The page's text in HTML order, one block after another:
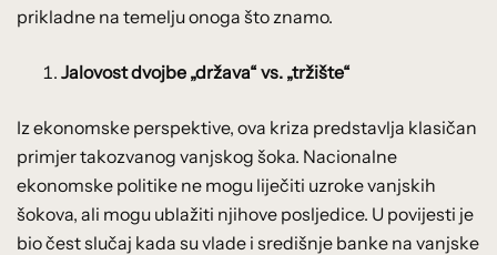
prikladne na temelju onoga što znamo.
Jalovost dvojbe „država“ vs. „tržište“
Iz ekonomske perspektive, ova kriza predstavlja klasičan
primjer takozvanog vanjskog šoka. Nacionalne
ekonomske politike ne mogu liječiti uzroke vanjskih
šokova, ali mogu ublažiti njihove posljedice. U povijesti je
bio čest slučaj kada su vlade i središnje banke na vanjske